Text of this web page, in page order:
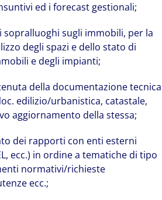
ed i forecast gestionali;
sopralluoghi sugli immobili, per la
degli spazi e dello stato di
e degli impianti;
della documentazione tecnica
edilizio/urbanistica, catastale,
aggiornamento della stessa;
dei rapporti con enti esterni
ecc.) in ordine a tematiche di tipo
normativi/richieste
ecc.;